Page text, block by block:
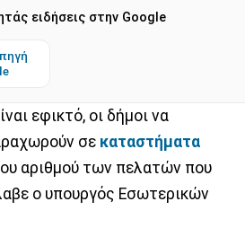
ειδήσεις στην Google
εφικτό, οι δήμοι να
σε καταστήματα
αριθμού των πελατών που
ο υπουργός Εσωτερικών